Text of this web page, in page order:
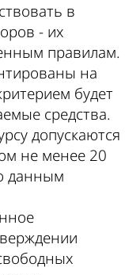
в
- их
правилам.
на
будет
средства.
допускаются
не менее 20
данным